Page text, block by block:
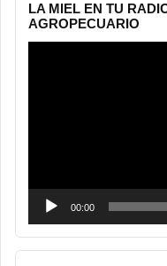
LA MIEL EN TU
AGROPECUARIO
00:00